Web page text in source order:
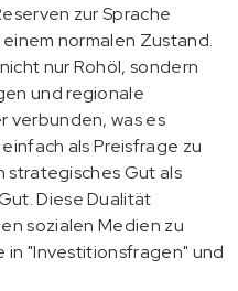
zur Sprache
normalen Zustand.
nur Rohöl, sondern
und regionale
verbunden, was es
als Preisfrage zu
strategisches Gut als
Diese Dualität
sozialen Medien zu
in "Investitionsfragen" und